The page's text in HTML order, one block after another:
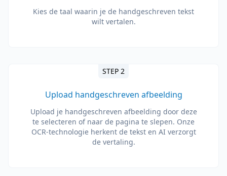
Kies de taal waarin je de handgeschreven tekst
wilt vertalen.
STEP 2
Upload handgeschreven afbeelding
Upload je handgeschreven afbeelding door deze
te selecteren of naar de pagina te slepen. Onze
OCR-technologie herkent de tekst en AI verzorgt
de vertaling.